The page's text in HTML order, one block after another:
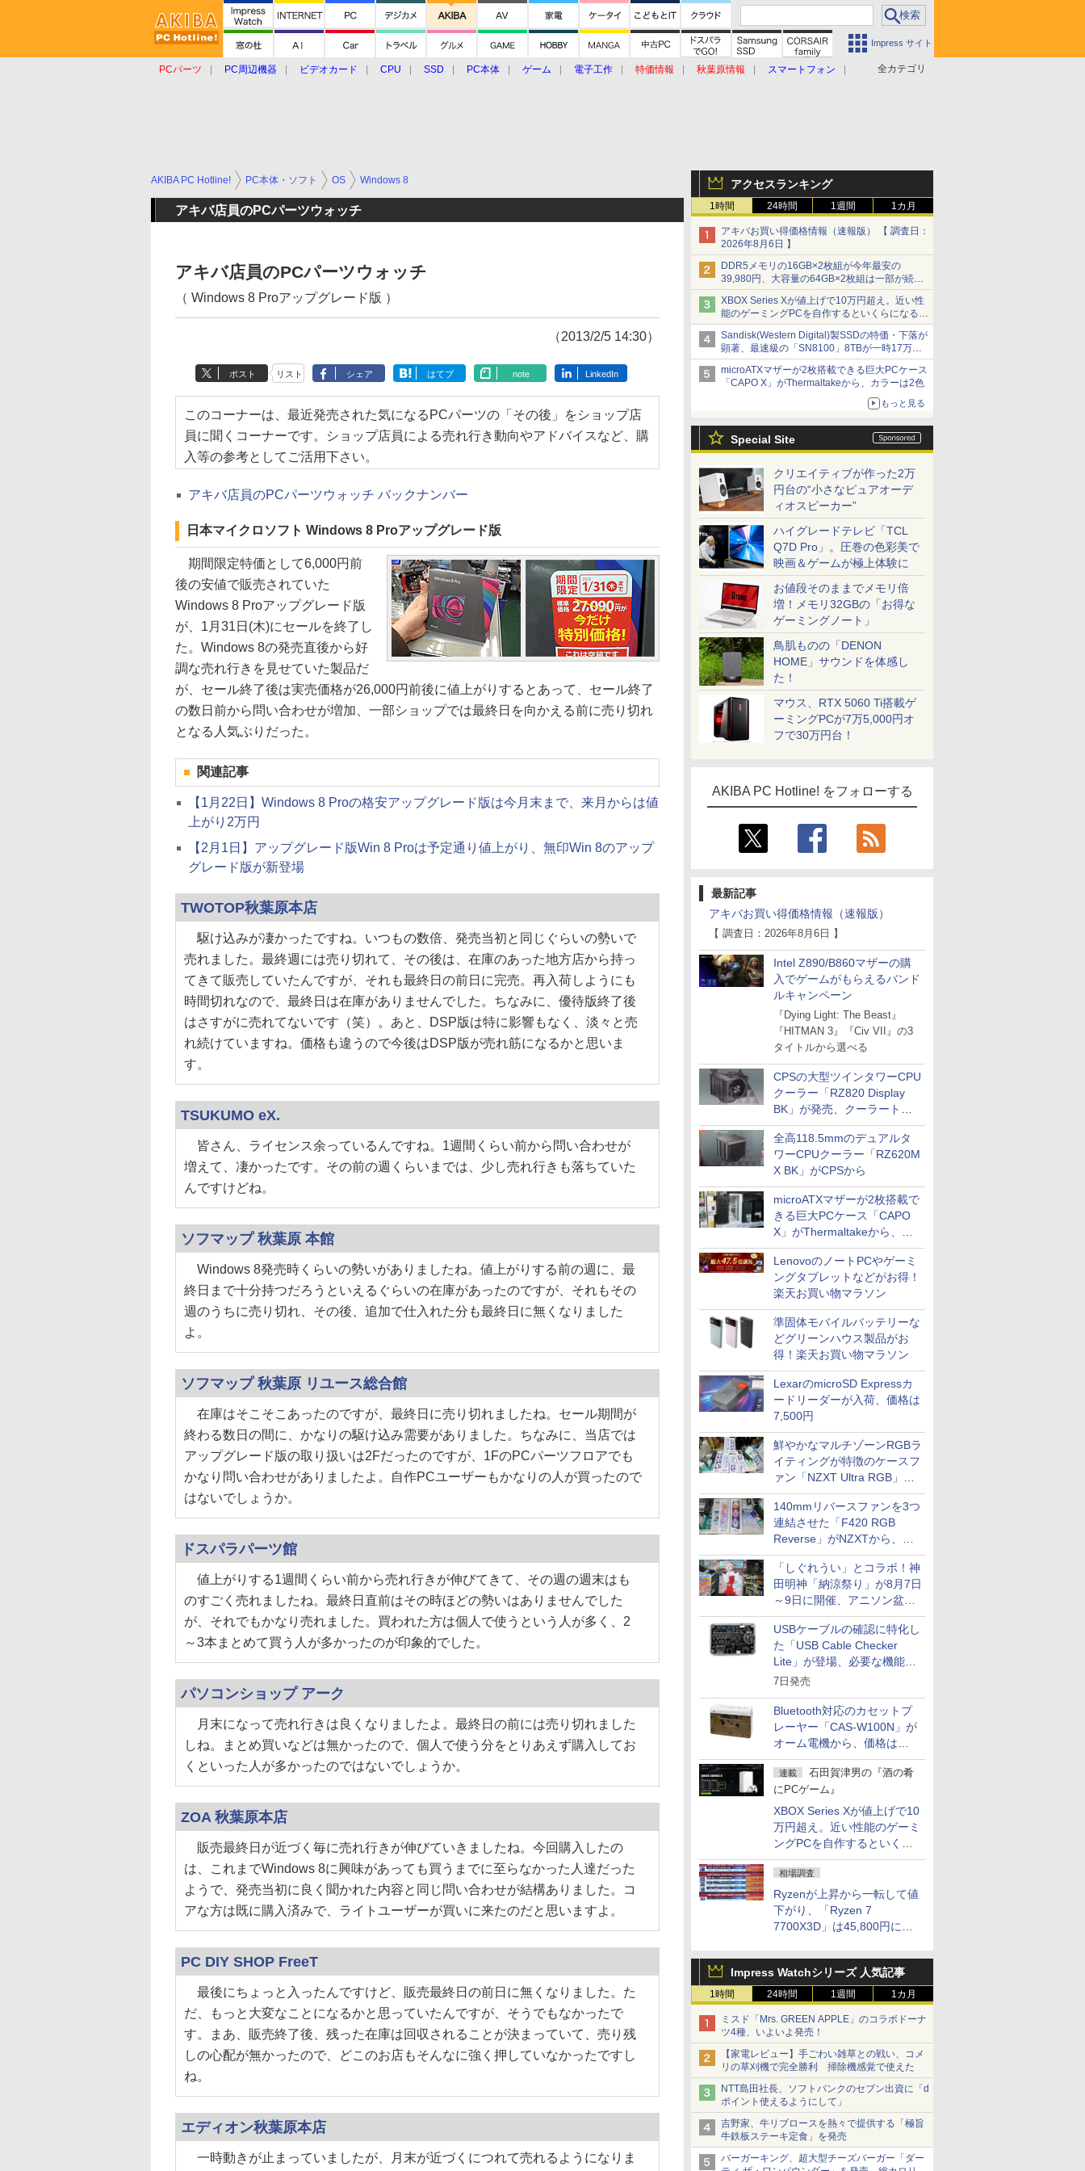
Impress サイト
全カテゴリ
PCパーツ PC周辺機器 ビデオカード CPU SSD PC本体 ゲーム 電子工作 特価情報 秋葉原情報
スマートフォン
アクセスランキング
1時間 24時間 1週間 1カ月
アキバお買い得価格情報（速報版） 【 調査日：
2026年8月6日 】
DDR5メモリの16GB×2枚組が今年最安の
39,980円、大容量の64GB×2枚組は一部が続騰
[8月前半のメモリ価格]
XBOX Series Xが値上げで10万円超え。近い性
能のゲーミングPCを自作するといくらになる？
【石田賀津男の『酒の肴にPCゲーム』】
Sandisk(Western Digital)製SSDの特価・下落が
顕著、最速級の「SN8100」8TBが一時17万円
割れ [8月前半のSSD価格]
microATXマザーが2枚搭載できる巨大PCケース
「CAPO X」がThermaltakeから、カラーは2色
もっと見る
Special Site
クリエイティブが作った2万
円台の“小さなピュアオーデ
ィオスピーカー”
ハイグレードテレビ「TCL
Q7D Pro」。圧巻の色彩美で
映画＆ゲームが極上体験に
お値段そのままでメモリ倍
増！メモリ32GBの「お得な
ゲーミングノート」
鳥肌ものの「DENON
HOME」サウンドを体感し
た！
マウス、RTX 5060 Ti搭載ゲ
ーミングPCが7万5,000円オ
フで30万円台！
AKIBA PC Hotline! をフォローする
最新記事
アキバお買い得価格情報（速報版）
【 調査日：2026年8月6日 】
Intel Z890/B860マザーの購
入でゲームがもらえるバンド
ルキャンペーン
『Dying Light: The Beast』
『HITMAN 3』『Civ VII』の3
タイトルから選べる
CPSの大型ツインタワーCPU
クーラー「RZ820 Display
BK」が発売、クーラートッ
プに5インチ液晶搭載
全高118.5mmのデュアルタ
ワーCPUクーラー「RZ620M
X BK」がCPSから
microATXマザーが2枚搭載で
きる巨大PCケース「CAPO
X」がThermaltakeから、カ
ラーは2色
LenovoのノートPCやゲーミ
ングタブレットなどがお得！
楽天お買い物マラソン
準固体モバイルバッテリーな
どグリーンハウス製品がお
得！楽天お買い物マラソン
LexarのmicroSD Expressカ
ードリーダーが入荷、価格は
7,500円
鮮やかなマルチゾーンRGBラ
イティングが特徴のケースフ
ァン「NZXT Ultra RGB」が
発売、計8製品
140mmリバースファンを3つ
連結させた「F420 RGB
Reverse」がNZXTから、単
一フレーム採用
「しぐれうい」とコラボ！神
田明神「納涼祭り」が8月7日
～9日に開催、アニソン盆踊
りや屋台グルメなどもあり
USBケーブルの確認に特化し
た「USB Cable Checker
Lite」が登場、必要な機能を
凝縮しコンパクトに
7日発売
Bluetooth対応のカセットプ
レーヤー「CAS-W100N」が
オーム電機から、価格は
5,940円
連載
石田賀津男の『酒の肴
にPCゲーム』
XBOX Series Xが値上げで10
万円超え。近い性能のゲーミ
ングPCを自作するといくら
になる？
相場調査
Ryzenが上昇から一転して値
下がり、「Ryzen 7
7700X3D」は45,800円に急
との価格逆転解消 [8月前半の
CPU価格]
Impress Watchシリーズ 人気記事
1時間 24時間 1週間 1カ月
ミスド「Mrs. GREEN APPLE」のコラボドーナ
ツ4種、いよいよ発売！
【家電レビュー】手ごわい雑草との戦い、コメ
リの草刈機で完全勝利 掃除機感覚で使えた
NTT島田社長、ソフトバンクのセブン出資に「d
ポイント使えるようにして」
吉野家、牛リブロースを熱々で提供する「極旨
牛鉄板ステーキ定食」を発売
バーガーキング、超大型チーズバーガー「ダー
AKIBA PC Hotline! PC本体・ソフト OS Windows 8
アキバ店員のPCパーツウォッチ
アキバ店員のPCパーツウォッチ
（ Windows 8 Proアップグレード版 ）
（2013/2/5 14:30）
ポスト リスト シェア はてブ note LinkedIn
このコーナーは、最近発売された気になるPCパーツの「その後」をショップ店
員に聞くコーナーです。ショップ店員による売れ行き動向やアドバイスなど、購
入等の参考としてご活用下さい。
アキバ店員のPCパーツウォッチ バックナンバー
日本マイクロソフト Windows 8 Proアップグレード版
期間限定特価として6,000円前
後の安値で販売されていた
Windows 8 Proアップグレード版
が、1月31日(木)にセールを終了し
た。Windows 8の発売直後から好
調な売れ行きを見せていた製品だ
が、セール終了後は実売価格が26,000円前後に値上がりするとあって、セール終了
の数日前から問い合わせが増加、一部ショップでは最終日を向かえる前に売り切れ
となる人気ぶりだった。
関連記事
【1月22日】Windows 8 Proの格安アップグレード版は今月末まで、来月からは値
上がり2万円
【2月1日】アップグレード版Win 8 Proは予定通り値上がり、無印Win 8のアップ
グレード版が新登場
TWOTOP秋葉原本店
駆け込みが凄かったですね。いつもの数倍、発売当初と同じぐらいの勢いで
売れました。最終週には売り切れて、その後は、在庫のあった地方店から持っ
てきて販売していたんですが、それも最終日の前日に完売。再入荷しようにも
時間切れなので、最終日は在庫がありませんでした。ちなみに、優待版終了後
はさすがに売れてないです（笑）。あと、DSP版は特に影響もなく、淡々と売
れ続けていますね。価格も違うので今後はDSP版が売れ筋になるかと思いま
す。
TSUKUMO eX.
皆さん、ライセンス余っているんですね。1週間くらい前から問い合わせが
増えて、凄かったです。その前の週くらいまでは、少し売れ行きも落ちていた
んですけどね。
ソフマップ 秋葉原 本館
Windows 8発売時くらいの勢いがありましたね。値上がりする前の週に、最
終日まで十分持つだろうといえるぐらいの在庫があったのですが、それもその
週のうちに売り切れ、その後、追加で仕入れた分も最終日に無くなりました
よ。
ソフマップ 秋葉原 リユース総合館
在庫はそこそこあったのですが、最終日に売り切れましたね。セール期間が
終わる数日の間に、かなりの駆け込み需要がありました。ちなみに、当店では
アップグレード版の取り扱いは2Fだったのですが、1FのPCパーツフロアでも
かなり問い合わせがありましたよ。自作PCユーザーもかなりの人が買ったので
はないでしょうか。
ドスパラパーツ館
値上がりする1週間くらい前から売れ行きが伸びてきて、その週の週末はも
のすごく売れましたね。最終日直前はその時ほどの勢いはありませんでした
が、それでもかなり売れました。買われた方は個人で使うという人が多く、2
～3本まとめて買う人が多かったのが印象的でした。
パソコンショップ アーク
月末になって売れ行きは良くなりましたよ。最終日の前には売り切れました
しね。まとめ買いなどは無かったので、個人で使う分をとりあえず購入してお
くといった人が多かったのではないでしょうか。
ZOA 秋葉原本店
販売最終日が近づく毎に売れ行きが伸びていきましたね。今回購入したの
は、これまでWindows 8に興味があっても買うまでに至らなかった人達だった
ようで、発売当初に良く聞かれた内容と同じ問い合わせが結構ありました。コ
アな方は既に購入済みで、ライトユーザーが買いに来たのだと思いますよ。
PC DIY SHOP FreeT
最後にちょっと入ったんですけど、販売最終日の前日に無くなりました。た
だ、もっと大変なことになるかと思っていたんですが、そうでもなかったで
す。まあ、販売終了後、残った在庫は回収されることが決まっていて、売り残
しの心配が無かったので、どこのお店もそんなに強く押していなかったですし
ね。
エディオン秋葉原本店
一時動きが止まっていましたが、月末が近づくにつれて売れるようになりま